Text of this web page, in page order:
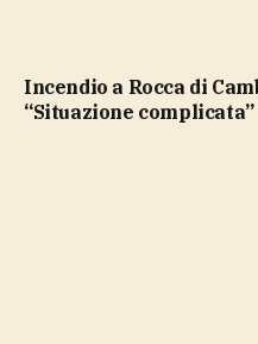
Incendio a Rocca di Cambio, l’allarme del sindaco:
“Situazione complicata”